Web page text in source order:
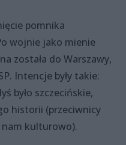
pomnika
wojnie jako mienie
została do Warszawy,
Intencje były takie:
było szczecińskie,
historii (przeciwnicy
nam kulturowo).